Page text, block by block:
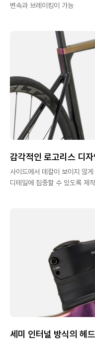
변속과 브레이킹이 가능
감각적인 로고리스 디자
사이드에서 데칼이 보이지 않
디테일에 집중할 수 있도록 제
세미 인터널 방식의 헤